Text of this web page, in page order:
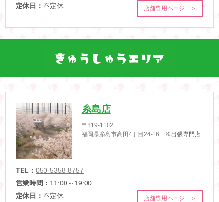
定休日： 不定休 店舗専用ページ ＞
糸島店
〒819-1102
福岡県糸島市高田4丁目24-16 ※出張専門店
TEL： 050-5358-8757
営業時間： 11:00～19:00
定休日： 不定休 店舗専用ページ ＞